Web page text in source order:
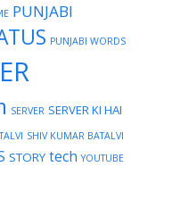
PUNJABI
PUNJABI WORDS
SERVER SERVER KI HAI
SHIV KUMAR BATALVI
STORY tech YOUTUBE